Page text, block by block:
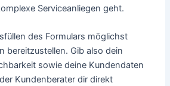
Serviceanliegen geht.
des Formulars möglichst
bereitzustellen. Gib also dein
sowie deine Kundendaten
Kundenberater dir direkt